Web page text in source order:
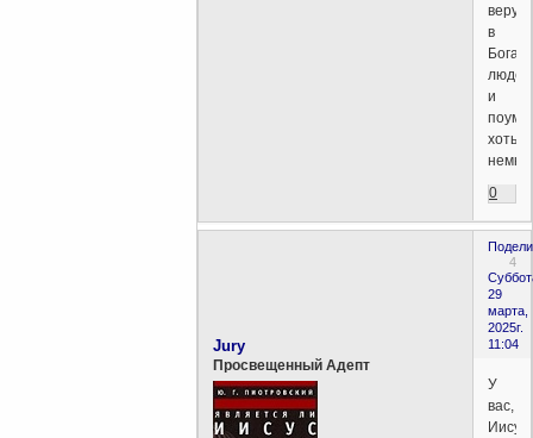
в
Бога
людей
и
хоть
0
4
29
марта,
2025г.
11:04
Jury
Просвещенный Адепт
У
вас,